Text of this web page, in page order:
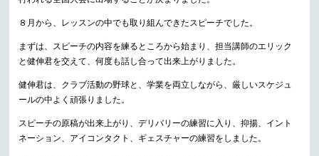
８月から、レッスンの中でも取り組んできたスピーチでした。
まずは、スピーチの内容を練るところから始まり、担当講師のエリック
と健伸君を交えて、何度も話し合って出来上がりました。
健伸君は、クラブ活動の野球と、学業を両立しながら、厳しいスケジュ
ールの中よく頑張りました。
スピーチの原稿が出来上がり、デリバリーの練習に入り、抑揚、イント
ネーション、アイコンタクト、ギェスチャーの練習をしました。